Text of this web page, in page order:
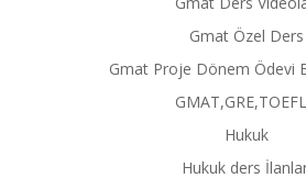
Gmat Özel Ders
Gmat Proje Dönem Ödevi
Hukuk
Hukuk ders